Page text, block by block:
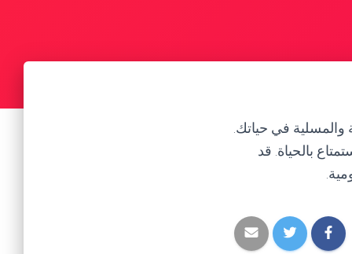
والمسلية في حياتك.
بالحياة. قد